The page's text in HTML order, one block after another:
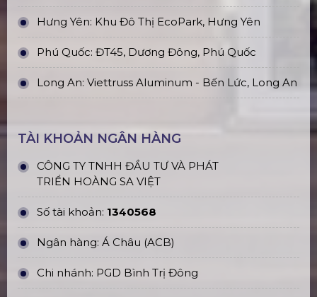
Hưng Yên: Khu Đô Thị EcoPark, Hưng Yên
Phú Quốc: ĐT45, Dương Đông, Phú Quốc
Long An: Viettruss Aluminum - Bến Lức, Long An
TÀI KHOẢN NGÂN HÀNG
CÔNG TY TNHH ĐẦU TƯ VÀ PHÁT
TRIỂN HOÀNG SA VIỆT
Số tài khoản: 1340568
Ngân hàng: Á Châu (ACB)
Chi nhánh: PGD Bình Trị Đông